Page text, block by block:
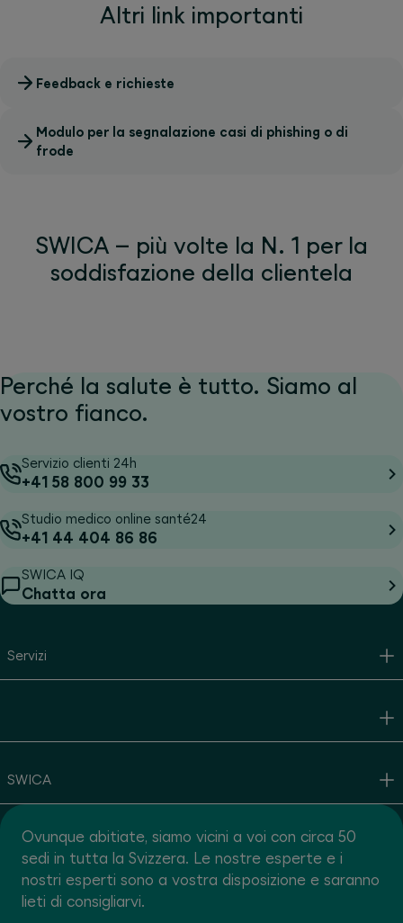
Altri link importanti
Feedback e richieste
Modulo per la segnalazione casi di phishing o di
frode
SWICA – più volte la N. 1 per la
soddisfazione della clientela
Perché la salute è tutto. Siamo al
vostro fianco.
Servizio clienti 24h
+41 58 800 99 33
Studio medico online santé24
+41 44 404 86 86
SWICA IQ
Chatta ora
Servizi
SWICA
Ovunque abitiate, siamo vicini a voi con circa 50
sedi in tutta la Svizzera. Le nostre esperte e i
nostri esperti sono a vostra disposizione e saranno
lieti di consigliarvi.